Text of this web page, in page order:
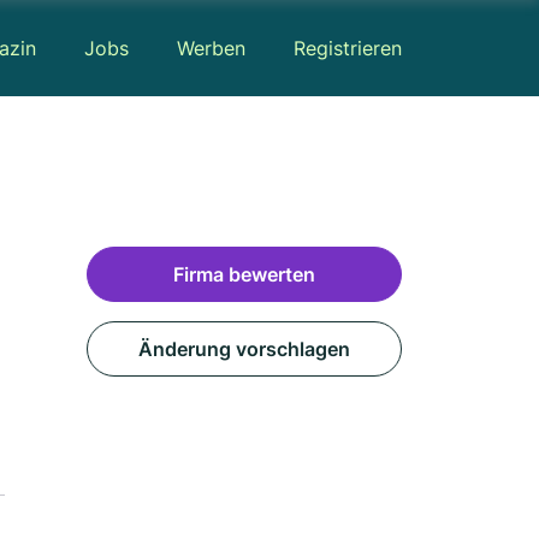
Jobs Werben Registrieren
Firma bewerten
Änderung vorschlagen